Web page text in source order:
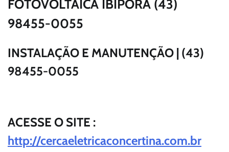
FOTOVOLTAICA IBIPORA (43)
98455-0055
INSTALAÇÃO E MANUTENÇÃO | (43)
98455-0055
ACESSE O SITE :
http://cercaeletricaconcertina.com.br